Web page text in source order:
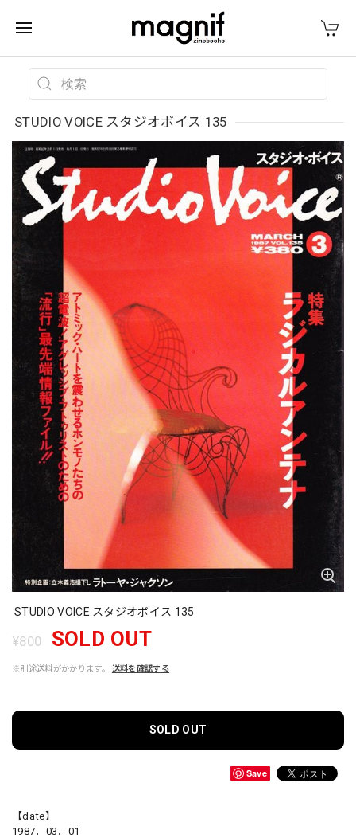
STUDIO VOICE スタジオボイス 135
STUDIO VOICE スタジオボイス 135
¥800 SOLD OUT
※別途送料がかかります。 送料を確認する
SOLD OUT
Save
【date】
1987．03．01